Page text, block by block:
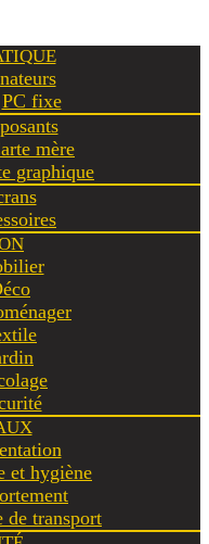
PC fixe
mère
graphique
et hygiène
de transport